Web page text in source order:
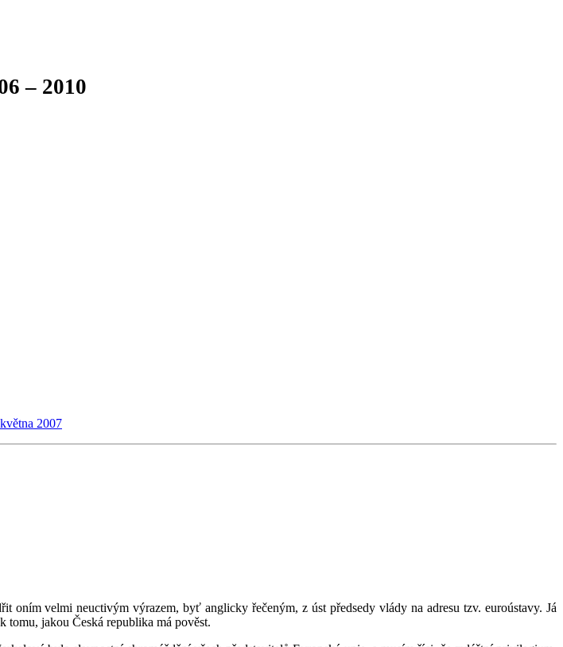
– 2010
2007
oním velmi neuctivým výrazem, byť anglicky řečeným, z úst předsedy vlády na adresu tzv. euroústavy. Já
tomu, jakou Česká republika má pověst.